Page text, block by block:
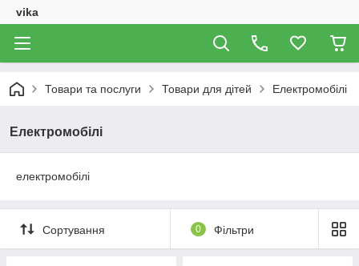
vika
Товари та послуги Товари для дітей Електромобілі
Електромобілі
електромобілі
Сортування 0 Фільтри